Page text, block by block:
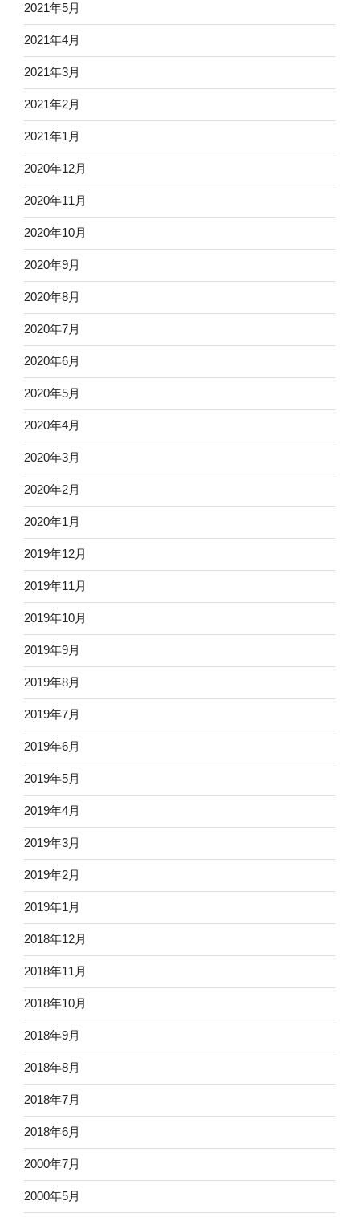
2021年5月
2021年4月
2021年3月
2021年2月
2021年1月
2020年12月
2020年11月
2020年10月
2020年9月
2020年8月
2020年7月
2020年6月
2020年5月
2020年4月
2020年3月
2020年2月
2020年1月
2019年12月
2019年11月
2019年10月
2019年9月
2019年8月
2019年7月
2019年6月
2019年5月
2019年4月
2019年3月
2019年2月
2019年1月
2018年12月
2018年11月
2018年10月
2018年9月
2018年8月
2018年7月
2018年6月
2000年7月
2000年5月